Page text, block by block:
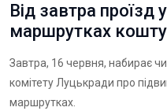
Від завтра проїзд
маршрутках
Завтра, 16 червня, набирає
комітету Луцькради про
маршрутках.